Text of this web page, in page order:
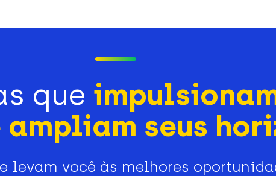
que
seus
levam você às melhores